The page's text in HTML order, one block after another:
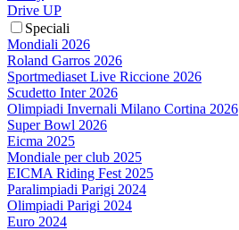
Drive UP
Speciali
Mondiali 2026
Roland Garros 2026
Sportmediaset Live Riccione 2026
Scudetto Inter 2026
Olimpiadi Invernali Milano Cortina 2026
Super Bowl 2026
Eicma 2025
Mondiale per club 2025
EICMA Riding Fest 2025
Paralimpiadi Parigi 2024
Olimpiadi Parigi 2024
Euro 2024